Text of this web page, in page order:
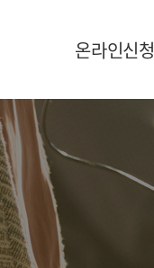
온라인신청